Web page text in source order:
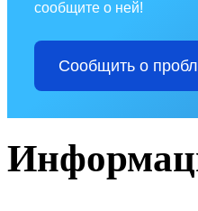
сообщите о ней!
Сообщить о